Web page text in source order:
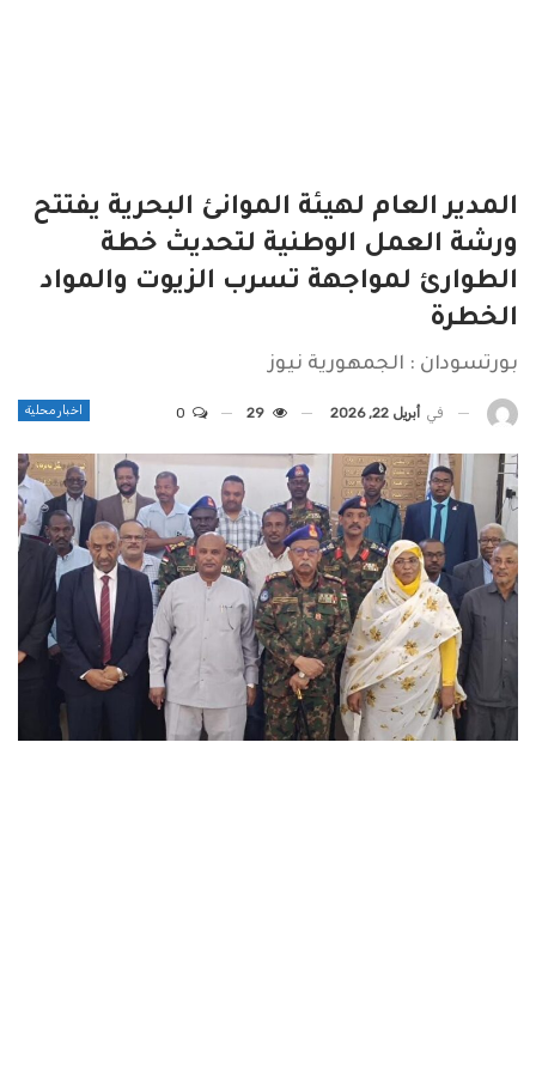
المدير العام لهيئة الموانئ البحرية يفتتح
ورشة العمل الوطنية لتحديث خطة
الطوارئ لمواجهة تسرب الزيوت والمواد
الخطرة
بورتسودان : الجمهورية نيوز
اخبار محلية في أبريل 22, 2026 29